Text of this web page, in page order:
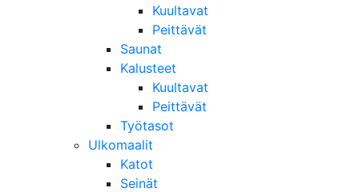
Kuultavat
Peittävät
Saunat
Kalusteet
Kuultavat
Peittävät
Työtasot
Ulkomaalit
Katot
Seinät